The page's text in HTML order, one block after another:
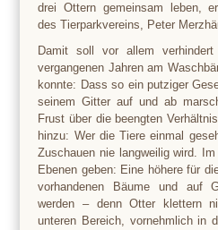
drei Ottern gemeinsam leben,
des Tierparkvereins, Peter
Damit soll vor allem
vergangenen Jahren am
konnte: Dass so ein putziger
seinem Gitter auf und ab
Frust über die beengten
hinzu: Wer die Tiere einmal
Zuschauen nie langweilig wird.
Ebenen geben: Eine höhere für
vorhandenen Bäume und auf
werden – denn Otter klettern
unteren Bereich, vornehmlich in